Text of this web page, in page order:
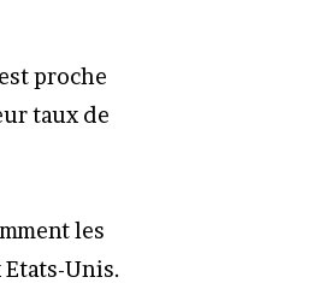
proche
taux de
les
Unis.